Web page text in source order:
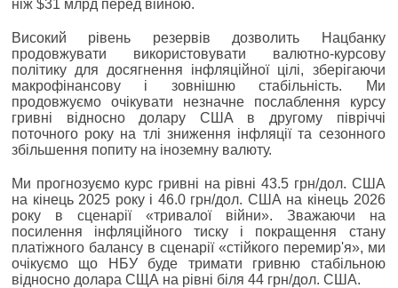
ніж $31 млрд перед війною.
Високий рівень резервів дозволить Нацбанку
продовжувати використовувати валютно-курсову
політику для досягнення інфляційної цілі, зберігаючи
макрофінансову і зовнішню стабільність. Ми
продовжуємо очікувати незначне послаблення курсу
гривні відносно долару США в другому півріччі
поточного року на тлі зниження інфляції та сезонного
збільшення попиту на іноземну валюту.
Ми прогнозуємо курс гривні на рівні 43.5 грн/дол. США
на кінець 2025 року і 46.0 грн/дол. США на кінець 2026
року в сценарії «тривалої війни». Зважаючи на
посилення інфляційного тиску і покращення стану
платіжного балансу в сценарії «стійкого перемир'я», ми
очікуємо що НБУ буде тримати гривню стабільною
відносно долара СЩА на рівні біля 44 грн/дол. США.